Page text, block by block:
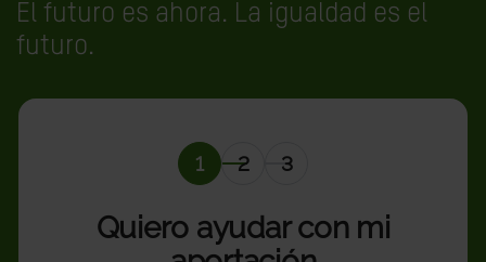
El futuro es ahora. La igualdad es el
futuro.